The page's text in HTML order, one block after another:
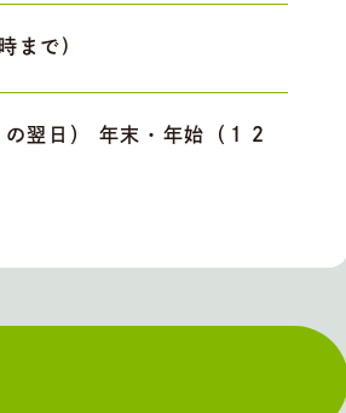
まで)
翌日） 年末・年始（１２